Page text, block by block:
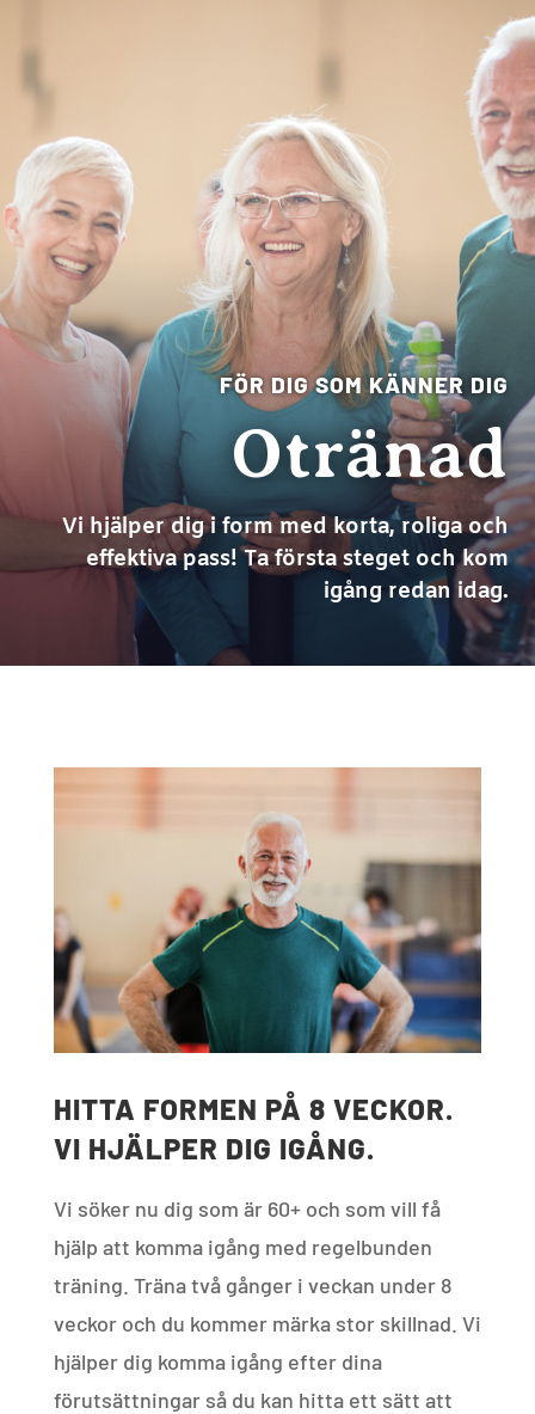
FÖR DIG SOM KÄNNER DIG
Otränad
Vi hjälper dig i form med korta, roliga och
effektiva pass! Ta första steget och kom
igång redan idag.
HITTA FORMEN PÅ 8 VECKOR.
VI HJÄLPER DIG IGÅNG.
Vi söker nu dig som är 60+ och som vill få
hjälp att komma igång med regelbunden
träning. Träna två gånger i veckan under 8
veckor och du kommer märka stor skillnad. Vi
hjälper dig komma igång efter dina
förutsättningar så du kan hitta ett sätt att